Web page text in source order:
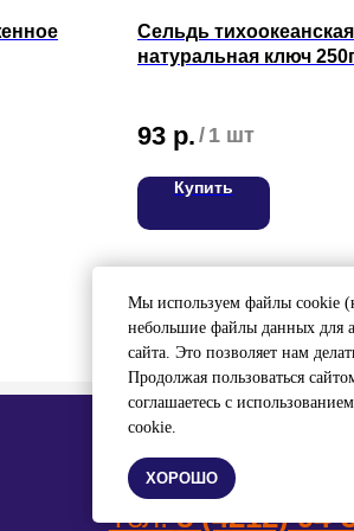
Сельдь тихоокеанская
натуральная ключ
93 р. / 1 шт
Купить
С НАМИ
8 (4212) 94-30-33
Мы используем файлы cookie
небольшие файлы данных для
сайта. Это позволяет нам
Продолжая пользоваться
соглашаетесь с
cookie.
ХОРОШО